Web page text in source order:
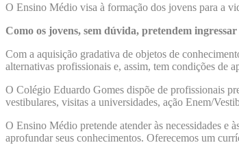
O Ensino Médio visa à formação dos jovens para a
Como os jovens, sem dúvida, pretendem
Com a aquisição gradativa de objetos de
alternativas profissionais e, assim, tem condições de
O Colégio Eduardo Gomes dispõe de profissionais
vestibulares, visitas a universidades, ação Enem/
O Ensino Médio pretende atender às necessidades e
aprofundar seus conhecimentos. Oferecemos um